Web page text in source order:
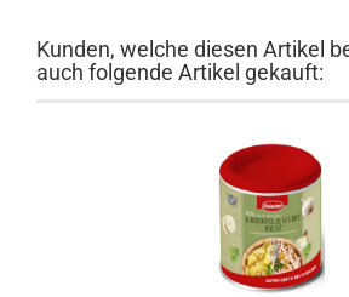
Kunden, welche diesen Artikel
auch folgende Artikel gekauft: